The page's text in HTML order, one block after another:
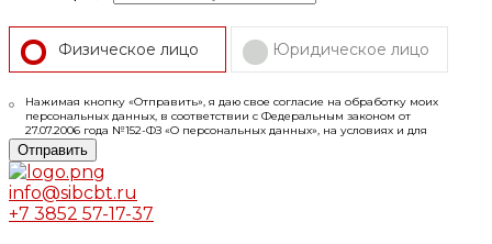
Физическое лицо Юридическое лицо
Нажимая кнопку «Отправить», я даю свое согласие на обработку моих
персональных данных, в соответствии с Федеральным законом от
27.07.2006 года №152-ФЗ «О персональных данных», на условиях и для
целей, определенных в
Политике конфиденциальности
Отправить
info@sibcbt.ru
+7 3852 57-17-37